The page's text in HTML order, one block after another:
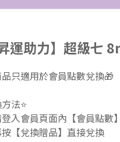
昇運助力】超級七
只適用於會員點數兌換🎁
法⭐️
入會員頁面內【會員點數】
【兌換贈品】直接兌換